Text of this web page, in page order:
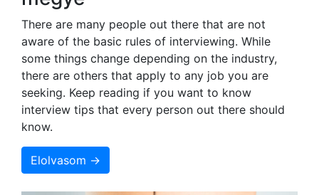
There are many people out there that are not
aware of the basic rules of interviewing. While
some things change depending on the industry,
there are others that apply to any job you are
seeking. Keep reading if you want to know
interview tips that every person out there should
know.
Elolvasom →